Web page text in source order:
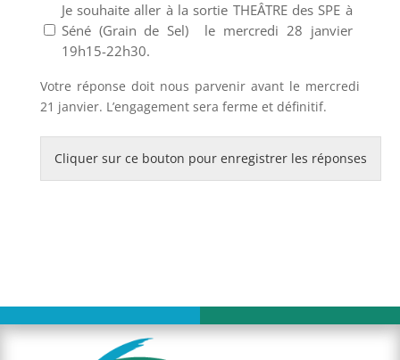
Je souhaite aller à la sortie THEÂTRE des SPE à
Séné (Grain de Sel) le mercredi 28 janvier
19h15-22h30.
Votre réponse doit nous parvenir avant le mercredi
21 janvier. L’engagement sera ferme et définitif.